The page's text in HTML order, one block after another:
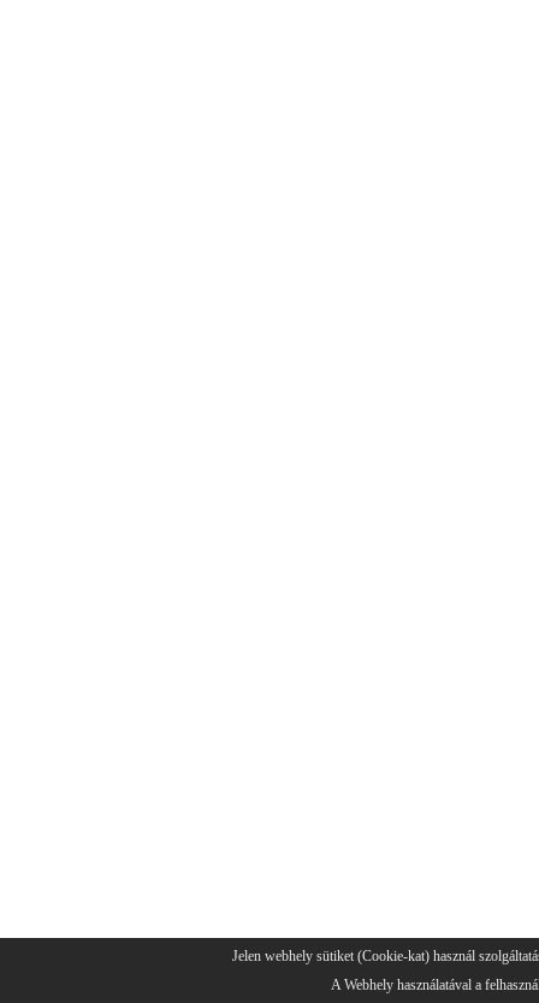
Jelen webhely sütiket (Cookie-kat) használ
A Webhely használatával a